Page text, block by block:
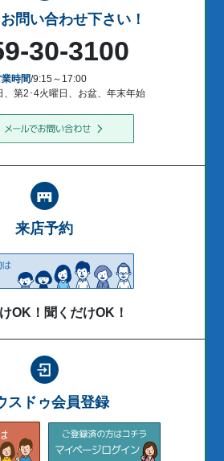
問い合わせ下さい！
30-3100
時間/9:15～17:00
、第2･4火曜日、お盆、年末年始
来店予約
OK！聞くだけOK！
スドゥ会員登録